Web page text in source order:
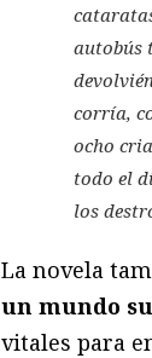
autobús
corría,
ocho
todo el
los
La novela
un mundo
vitales para